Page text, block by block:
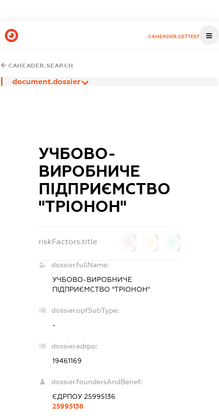
CAHEADER.GETTEST
CAHEADER.SEARCH
document.dossier
УЧБОВО-
ВИРОБНИЧЕ
ПІДПРИЄМСТВО
"ТРІОНОН"
riskFactors.title
dossier.fullName:
УЧБОВО-ВИРОБНИЧЕ
ПІДПРИЄМСТВО "ТРІОНОН"
dossier.opfSubType:
-
dossier.edrpo:
19461169
dossier.foundersAndBenef:
ЄДРПОУ 25995136
25995136